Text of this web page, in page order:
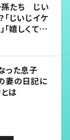
孫たち じい
じいじイケ
「嬉しくて可
った息子
妻の日記に
は